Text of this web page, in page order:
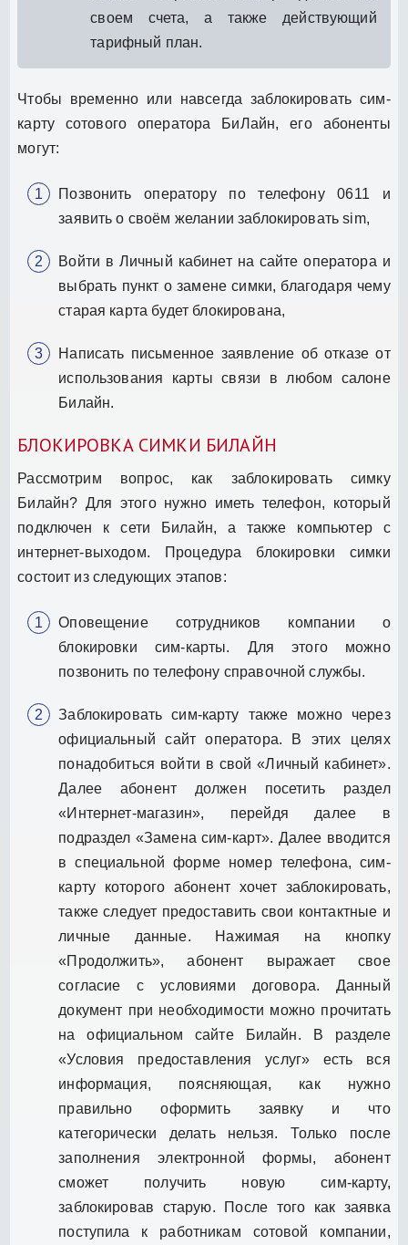
своем счета, а также действующий
тарифный план.
Чтобы временно или навсегда заблокировать сим-
карту сотового оператора БиЛайн, его абоненты
могут:
Позвонить оператору по телефону 0611 и
заявить о своём желании заблокировать sim,
Войти в Личный кабинет на сайте оператора и
выбрать пункт о замене симки, благодаря чему
старая карта будет блокирована,
Написать письменное заявление об отказе от
использования карты связи в любом салоне
Билайн.
БЛОКИРОВКА СИМКИ БИЛАЙН
Рассмотрим вопрос, как заблокировать симку
Билайн? Для этого нужно иметь телефон, который
подключен к сети Билайн, а также компьютер с
интернет-выходом. Процедура блокировки симки
состоит из следующих этапов:
Оповещение сотрудников компании о
блокировки сим-карты. Для этого можно
позвонить по телефону справочной службы.
Заблокировать сим-карту также можно через
официальный сайт оператора. В этих целях
понадобиться войти в свой «Личный кабинет».
Далее абонент должен посетить раздел
«Интернет-магазин», перейдя далее в
подраздел «Замена сим-карт». Далее вводится
в специальной форме номер телефона, сим-
карту которого абонент хочет заблокировать,
также следует предоставить свои контактные и
личные данные. Нажимая на кнопку
«Продолжить», абонент выражает свое
согласие с условиями договора. Данный
документ при необходимости можно прочитать
на официальном сайте Билайн. В разделе
«Условия предоставления услуг» есть вся
информация, поясняющая, как нужно
правильно оформить заявку и что
категорически делать нельзя. Только после
заполнения электронной формы, абонент
сможет получить новую сим-карту,
заблокировав старую. После того как заявка
поступила к работникам сотовой компании,